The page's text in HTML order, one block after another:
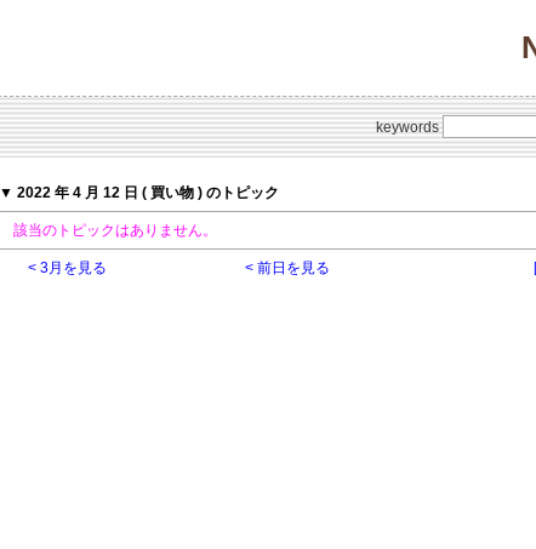
keywords
▼ 2022 年 4 月 12 日 ( 買い物 ) のトピック
該当のトピックはありません。
< 3月を見る < 前日を見る